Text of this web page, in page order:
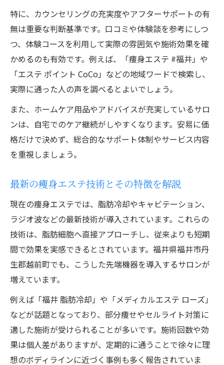
例
痩身とエステ・ホームケアで自信を持てる
身体作り
特に、カウンセリングの充実度やアフターサポートの有
無は重要な判断基準です。口コミや体験談を参考にしつ
つ、体験コースを利用して実際の雰囲気や施術効果を確
かめるのも有効です。例えば、「痩身エステ #福井」や
「エステ ポイント CoCo」などの地域ワードで検索し、
実際に通った人の声を調べるとよいでしょう。
また、ホームケア用品やアドバイスが充実しているサロ
ンは、自宅でのケア継続がしやすくなります。安易に価
格だけで決めず、総合的なサポート体制やサービス内容
を重視しましょう。
最新の痩身エステ技術とその特徴を解説
現在の痩身エステでは、脂肪冷却やキャビテーション、
ラジオ波などの最新技術が導入されています。これらの
技術は、脂肪細胞へ直接アプローチし、従来よりも短期
間で効果を実感できるとされています。福井県福井市丹
生郡越前町でも、こうした先端機器を導入するサロンが
増えています。
例えば「福井 脂肪冷却」や「メディカルエステ ローズ」
などが話題となっており、部分痩せやセルライト対策に
適した施術が受けられることが多いです。施術回数や効
果は個人差がありますが、定期的に通うことで徐々に理
想のボディラインに近づく事例も多く報告されていま